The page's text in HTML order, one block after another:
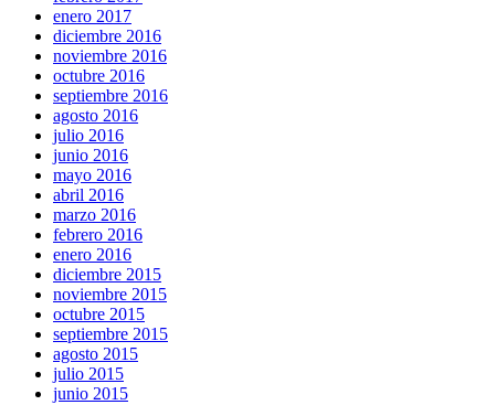
enero 2017
diciembre 2016
noviembre 2016
octubre 2016
septiembre 2016
agosto 2016
julio 2016
junio 2016
mayo 2016
abril 2016
marzo 2016
febrero 2016
enero 2016
diciembre 2015
noviembre 2015
octubre 2015
septiembre 2015
agosto 2015
julio 2015
junio 2015